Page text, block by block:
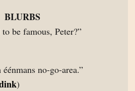
BLURBS
be famous, Peter?”
no-go-area.”
)